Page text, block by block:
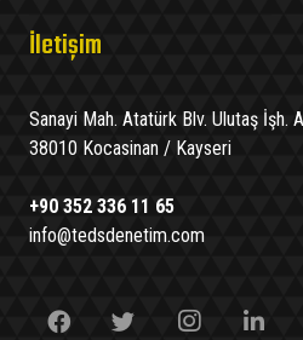
İletişim
Sanayi Mah. Atatürk Blv. Ulutaş İşh.
38010 Kocasinan / Kayseri
+90 352 336 11 65
info@tedsdenetim.com